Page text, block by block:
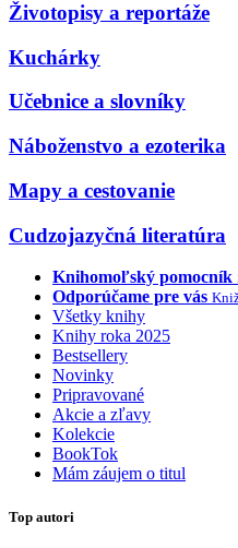
Životopisy a reportáže
Kuchárky
Učebnice a slovníky
Náboženstvo a ezoterika
Mapy a cestovanie
Cudzojazyčná literatúra
Knihomoľský pomocník
Odporúčame pre vás
Všetky knihy
Knihy roka 2025
Bestsellery
Novinky
Pripravované
Akcie a zľavy
Kolekcie
BookTok
Mám záujem o titul
Top autori